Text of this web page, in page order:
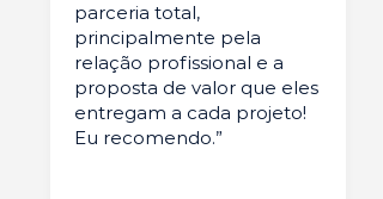
parceria total,
principalmente pela
relação profissional e a
proposta de valor que eles
entregam a cada projeto!
Eu recomendo.”